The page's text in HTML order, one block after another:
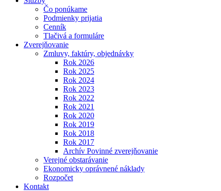
Čo ponúkame
Podmienky prijatia
Cenník
Tlačivá a formuláre
Zverejňovanie
Zmluvy, faktúry, objednávky
Rok 2026
Rok 2025
Rok 2024
Rok 2023
Rok 2022
Rok 2021
Rok 2020
Rok 2019
Rok 2018
Rok 2017
Archív Povinné zverejňovanie
Verejné obstarávanie
Ekonomicky oprávnené náklady
Rozpočet
Kontakt